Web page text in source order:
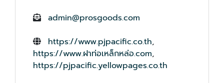
admin@prosgoods.com
https://www.pjpacific.co.th,
https://www.ฝาท่อเหล็กหล่อ.com,
https://pjpacific.yellowpages.co.th